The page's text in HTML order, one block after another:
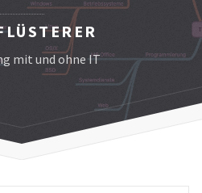
mit und ohne IT